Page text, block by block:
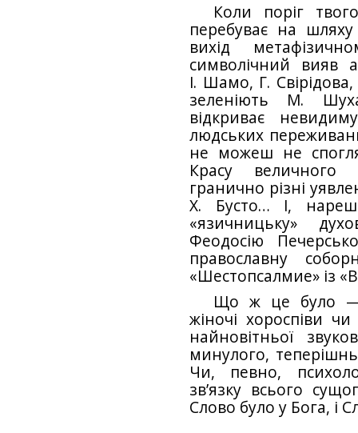
Коли поріг
перебуває на
вихід
символічний вияв
І. Шамо, Г.
зеленіють М.
відкриває
людських
не можеш не
Красу величного
гранично різні
Х. Бусто… І,
«язичницьку»
Феодосію
православну
«Шестопсалмие» із
Що ж це було —
жіночі хороспіви
найновітньої
минулого,
Чи, певно,
зв’язку всього
Слово було у Бога, і